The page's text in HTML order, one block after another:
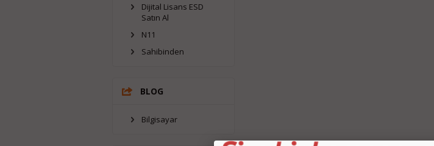
Dijital Lisans ESD
Satın Al
N11
Sahibinden
BLOG
Bilgisayar